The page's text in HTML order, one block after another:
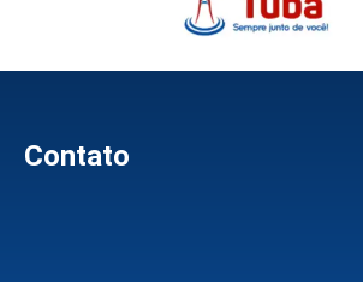
Contato